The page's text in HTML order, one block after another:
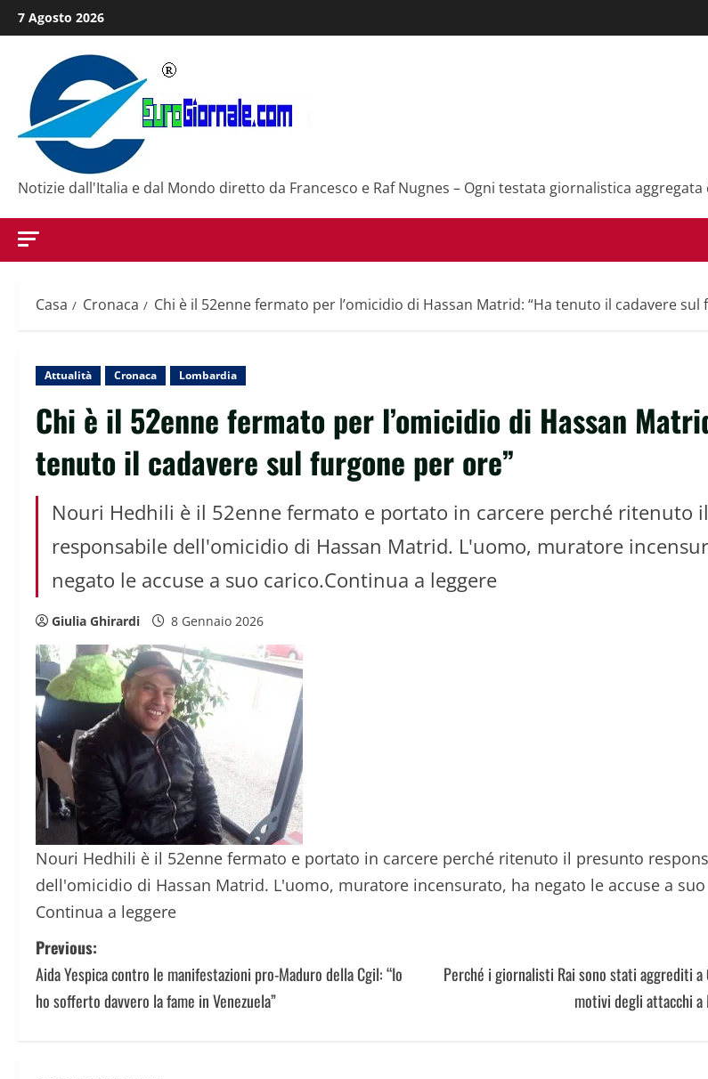
Salta
al
contenuto
7 Agosto 2026
Notizie dall'Italia e dal Mondo diretto da Francesco e Raf Nugnes – Ogni testata giornalistica
Casa Cronaca Chi è il 52enne fermato per l’omicidio di Hassan Matrid: “Ha tenuto il cadavere sul
Attualità Cronaca Lombardia
Chi è il 52enne fermato per l’omicidio di Hassan
tenuto il cadavere sul furgone per ore”
Nouri Hedhili è il 52enne fermato e portato in carcere perché ritenuto
responsabile dell'omicidio di Hassan Matrid. L'uomo, muratore
negato le accuse a suo carico.Continua a leggere
Giulia Ghirardi 8 Gennaio 2026
Nouri Hedhili è il 52enne fermato e portato in carcere perché ritenuto il presunto
dell'omicidio di Hassan Matrid. L'uomo, muratore incensurato, ha negato le accuse a
Continua a leggere
P
o
Previous:
Aida Yespica contro le manifestazioni pro-Maduro della Cgil: “Io
ho sofferto davvero la fame in Venezuela”
Perché i giornalisti Rai sono stati aggrediti a
motivi degli attacchi a